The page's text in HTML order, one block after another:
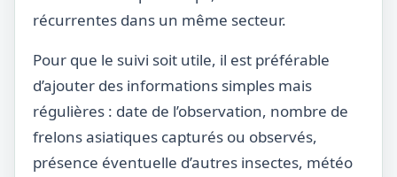
récurrentes dans un même secteur.
Pour que le suivi soit utile, il est préférable
d’ajouter des informations simples mais
régulières : date de l’observation, nombre de
frelons asiatiques capturés ou observés,
présence éventuelle d’autres insectes, météo